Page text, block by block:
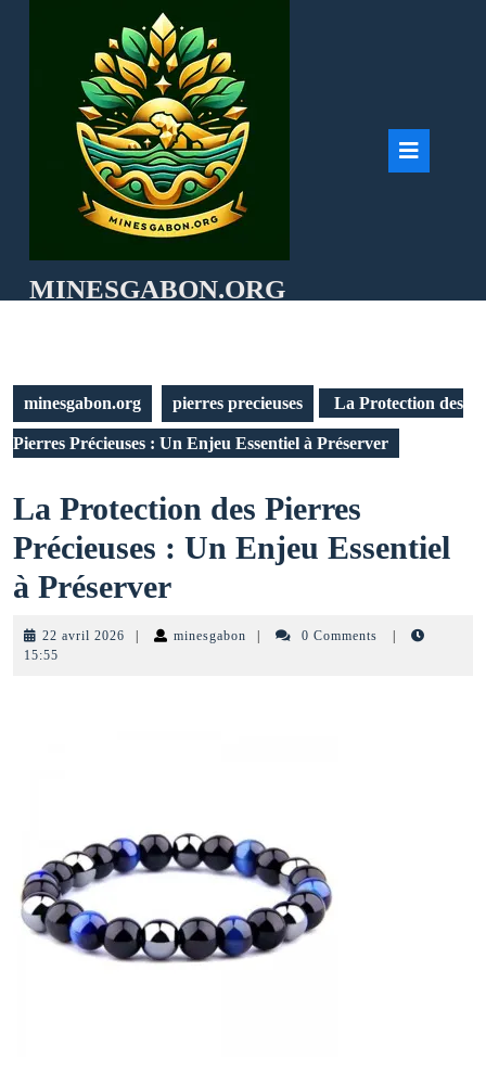
MINESGABON.ORG
minesgabon.org pierres precieuses La Protection des
Pierres Précieuses : Un Enjeu Essentiel à Préserver
La Protection des Pierres
Précieuses : Un Enjeu Essentiel
à PréserverLa
Protection
Enjeu
Essentiel
à
Préserver
22 avril 2026 22
minesgabon minesgabon0 Comments
15:55